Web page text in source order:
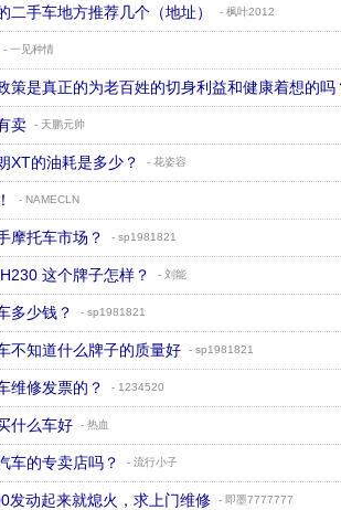
二手车地方推荐几个（地址） - 枫叶2012
- 一见种情
策是真正的为老百姓的切身利益和健康着想的吗
卖 - 天鹏元帅
XT的油耗是多少？ - 花姿容
- NAMECLN
摩托车市场？ - sp1981821
这个牌子怎样？ - 刘能
多少钱？ - sp1981821
不知道什么牌子的质量好 - sp1981821
维修发票的？ - 1234520
什么车好 - 热血
车的专卖店吗？ - 流行小子
发动起来就熄火，求上门维修 - 即墨7777777